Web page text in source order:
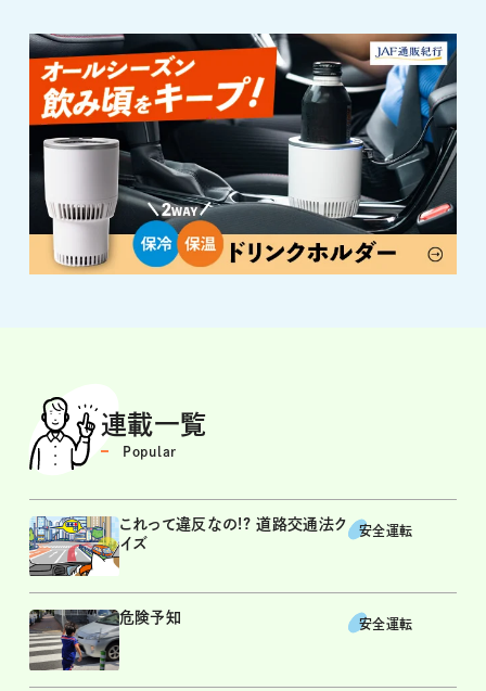
連載一覧
Popular
これって違反なの!? 道路交通法ク
イズ
安全運転
危険予知 安全運転